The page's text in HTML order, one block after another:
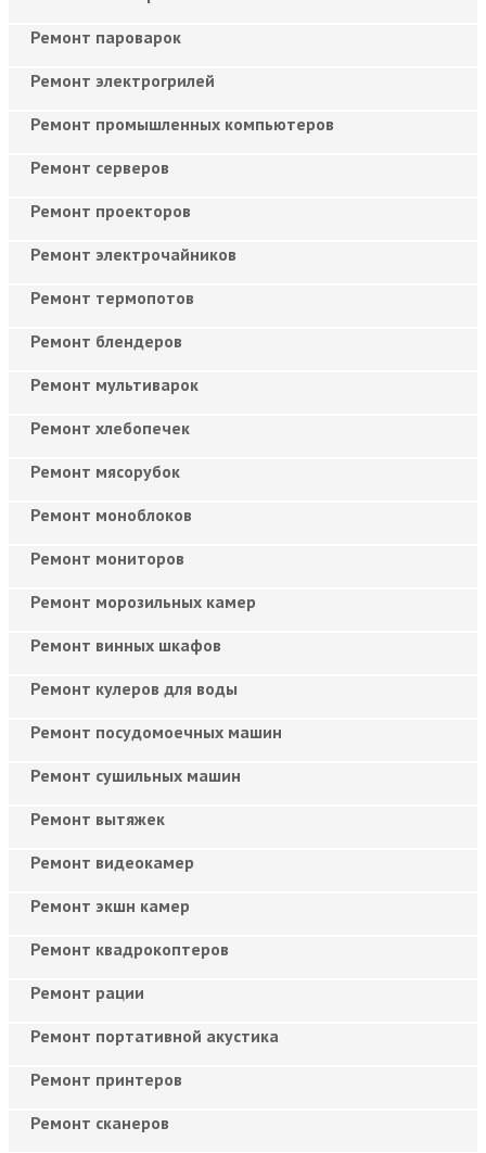
Ремонт пароварок
Ремонт электрогрилей
Ремонт промышленных компьютеров
Ремонт серверов
Ремонт проекторов
Ремонт электрочайников
Ремонт термопотов
Ремонт блендеров
Ремонт мультиварок
Ремонт хлебопечек
Ремонт мясорубок
Ремонт моноблоков
Ремонт мониторов
Ремонт морозильных камер
Ремонт винных шкафов
Ремонт кулеров для воды
Ремонт посудомоечных машин
Ремонт сушильных машин
Ремонт вытяжек
Ремонт видеокамер
Ремонт экшн камер
Ремонт квадрокоптеров
Ремонт рации
Ремонт портативной акустика
Ремонт принтеров
Ремонт сканеров